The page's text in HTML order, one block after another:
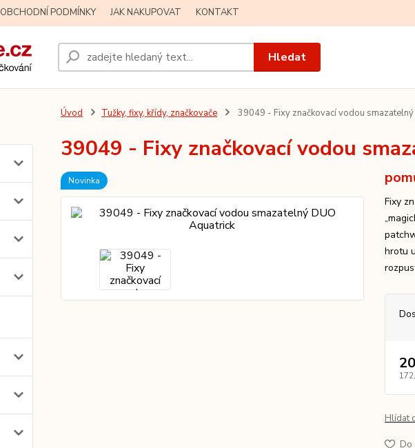
OBCHODNÍ PODMÍNKY JAK NAKUPOVAT KONTAKT
Hledat
Úvod Tužky, fixy, křídy, značkovače 39049 - Fixy značkovací vodou
39049 - Fixy značkovací vodou
Novinka
Fixy
hrotu
Hlídat
Do